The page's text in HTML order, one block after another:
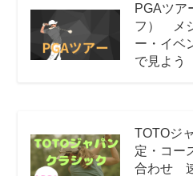
PGAツア
フ） メ
ー・イベ
で見よう
TOTOジ
定・コー
合わせ